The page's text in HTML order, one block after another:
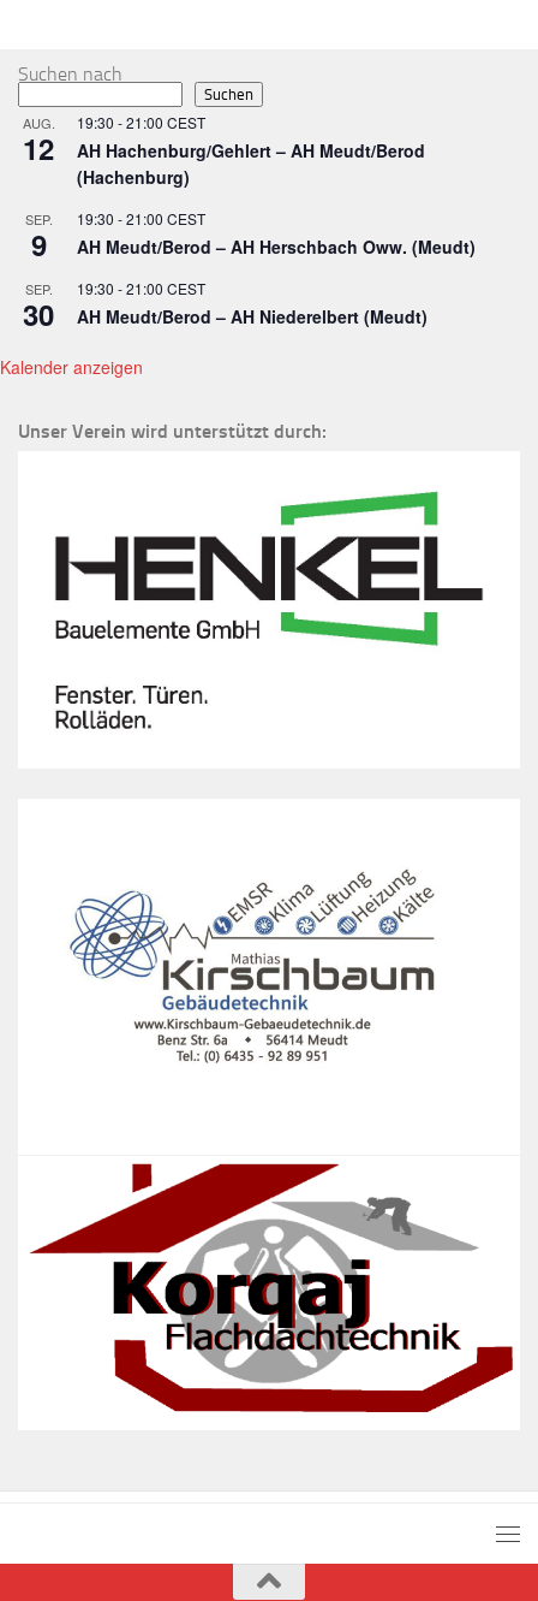
Suchen nach
Suchen
AUG.
12
19:30 -21:00 CEST
AH Hachenburg/Gehlert – AH Meudt/Berod
(Hachenburg)
SEP.
9
19:30 -21:00 CEST
AH Meudt/Berod – AH Herschbach Oww. (Meudt)
SEP.
30
19:30 -21:00 CEST
AH Meudt/Berod – AH Niederelbert (Meudt)
Kalender anzeigen
Unser Verein wird unterstützt durch: